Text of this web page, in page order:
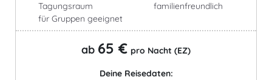
Tagungsraum
für Gruppen geeignet
familienfreundlich
ab 65 € pro Nacht (EZ)
Deine Reisedaten: